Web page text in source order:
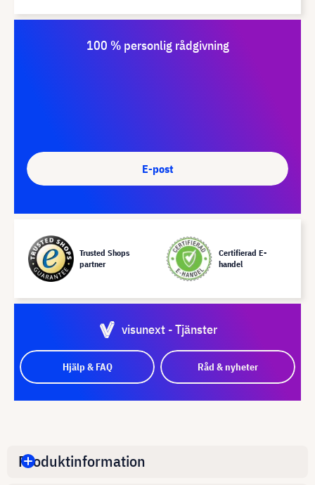
100 % personlig rådgivning
E-post
Trusted Shops
partner
Certifierad E-
handel
visunext - Tjänster
Hjälp & FAQ Råd & nyheter
Produktinformation